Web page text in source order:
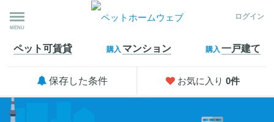
MENU
ログイン
ペット可賃貸 購入 マンション 購入 一戸建て
保存した条件 お気に入り 0件